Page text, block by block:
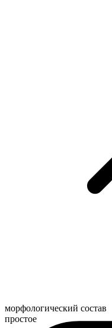
морфологический состав
простое